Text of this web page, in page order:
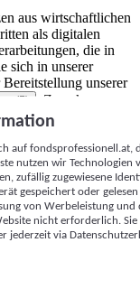
aus wirtschaftlichen
als digitalen
die in
sich in unserer
Bereitstellung unserer
(5)
. Zwecke:
von Werbeleistung
(z. B. login-
mit anderen
usw.) auf
werden, um es
oder einer Webseite
hier aufgeführten
auf
nutzen wir Technologien
zufällig zugewiesene
gespeichert oder
von Werbeleistung
nicht erforderlich.
jederzeit via